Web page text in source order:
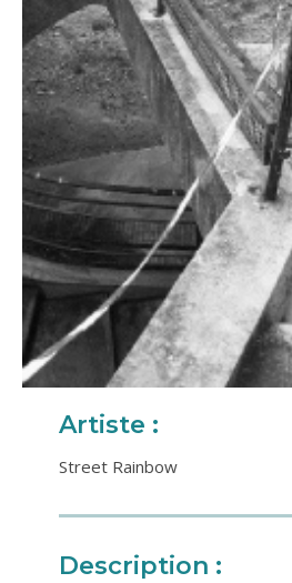
Artiste :
Street Rainbow
Description :